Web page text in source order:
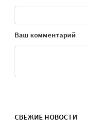
Ваш комментарий
СВЕЖИЕ НОВОСТИ